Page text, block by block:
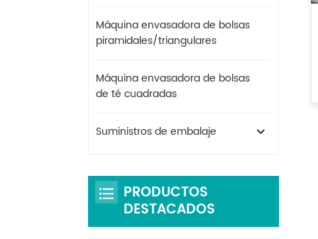
Máquina envasadora de bolsas
piramidales/triangulares
Máquina envasadora de bolsas
de té cuadradas
Suministros de embalaje
PRODUCTOS
DESTACADOS